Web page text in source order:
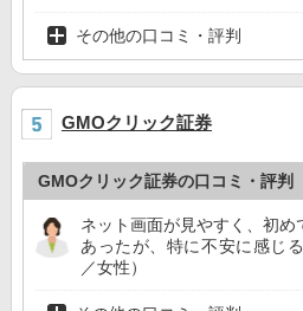
その他の口コミ・評判
GMOクリック証券
GMOクリック証券の口コミ・評判
ネット画面が見やすく、初
あったが、特に不安に感じ
／女性）